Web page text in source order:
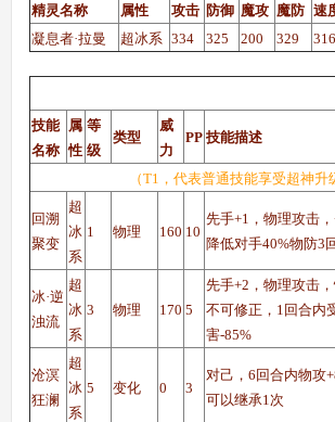
精灵名称 属性 攻击 防御 魔攻 魔防 速
凝息者·拉曼
超冰系 334 325 200 329 316
技能
名称
属
性
等
级
类型
威
力
PP 技能描述
（T1，代表普通技能享受超神升
回溯
聚变
超
冰
系
1 物理 160 10
先手+1，物理攻击
降低对手40%物防3
冰·逆
浊流
超
冰
系
3 物理 170 5
先手+2，物理攻击
不可修正，1回合内
害-85%
沧溟
狂澜
超
冰
系
5 变化 0 3
对己，6回合内物攻
可以继承1次